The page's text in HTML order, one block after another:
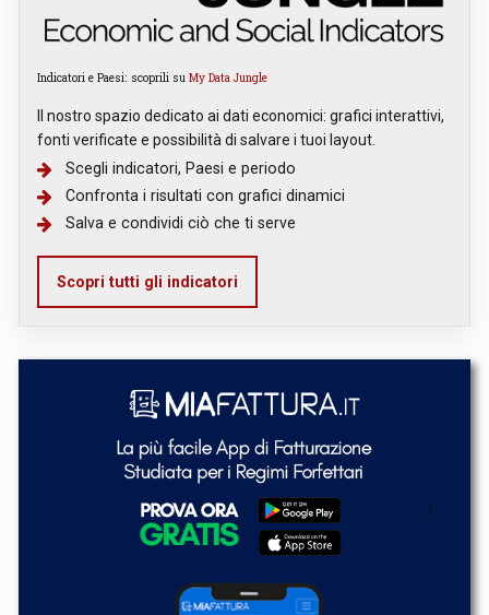
Indicatori e Paesi: scoprili su My Data Jungle
Il nostro spazio dedicato ai dati economici: grafici interattivi,
fonti verificate e possibilità di salvare i tuoi layout.
Scegli indicatori, Paesi e periodo
Confronta i risultati con grafici dinamici
Salva e condividi ciò che ti serve
Scopri tutti gli indicatori